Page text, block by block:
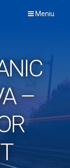
Meniu
–